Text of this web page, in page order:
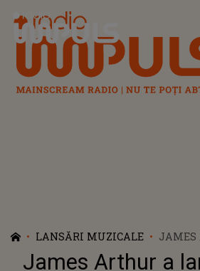
Radio Impuls
LANSĂRI MUZICALE
JAMES
PIESA
James Arthur a